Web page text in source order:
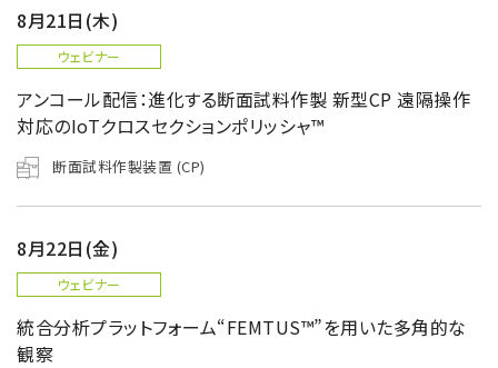
8月21日(木)
ウェビナー
アンコール配信：進化する断面試料作製 新型CP 遠隔操作
対応のIoTクロスセクションポリッシャ™
断面試料作製装置 (CP)
8月22日(金)
ウェビナー
統合分析プラットフォーム“FEMTUS™”を用いた多角的な
観察